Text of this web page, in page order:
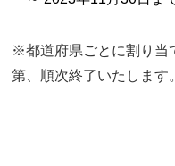
※都道府県ごとに割り当
第、順次終了いたします。